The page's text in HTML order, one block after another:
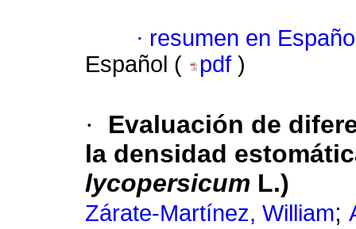
· resumen en
Español (
pdf )
·
Evaluación de
la densidad
lycopersicum L.)
Zárate-Martínez, William;